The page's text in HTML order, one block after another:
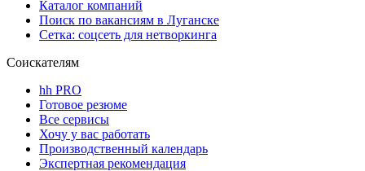
Каталог компаний
Поиск по вакансиям в Луганске
Сетка: соцсеть для нетворкинга
Соискателям
hh PRO
Готовое резюме
Все сервисы
Хочу у вас работать
Производственный календарь
Экспертная рекомендация